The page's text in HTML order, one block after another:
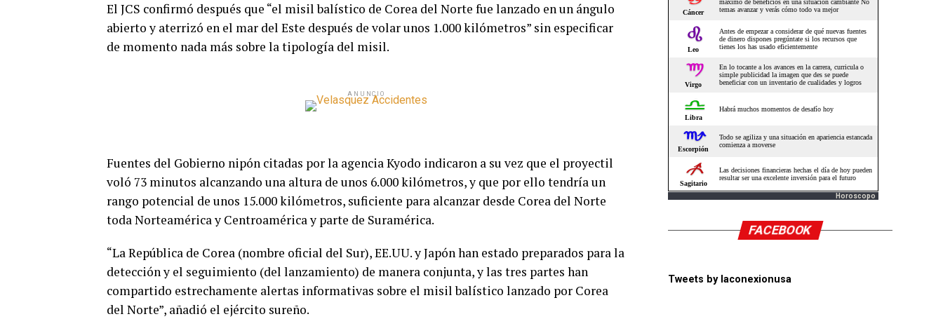
El JCS confirmó después que “el misil balístico de Corea del Norte fue lanzado en un ángulo
abierto y aterrizó en el mar del Este después de volar unos 1.000 kilómetros” sin especificar
de momento nada más sobre la tipología del misil.
ANUNCIO
Fuentes del Gobierno nipón citadas por la agencia Kyodo indicaron a su vez que el proyectil
voló 73 minutos alcanzando una altura de unos 6.000 kilómetros, y que por ello tendría un
rango potencial de unos 15.000 kilómetros, suficiente para alcanzar desde Corea del Norte
toda Norteamérica y Centroamérica y parte de Suramérica.
“La República de Corea (nombre oficial del Sur), EE.UU. y Japón han estado preparados para la
detección y el seguimiento (del lanzamiento) de manera conjunta, y las tres partes han
compartido estrechamente alertas informativas sobre el misil balístico lanzado por Corea
del Norte”, añadió el ejército sureño.
Horoscopo
FACEBOOK
Tweets by laconexionusa